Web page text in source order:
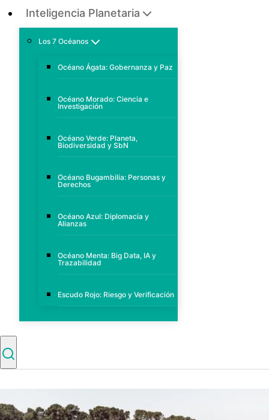
Inteligencia Planetaria
Los 7 Océanos
Océano Ágata: Gobernanza y Paz
Océano Morado: Ciencia e
Investigación
Océano Verde: Planeta,
Biodiversidad y SbN
Océano Bugambilia: Personas y
Derechos
Océano Azul: Diplomacia y
Alianzas
Océano Menta: Big Data, IA y
Trazabilidad
Escudo Rojo: Riesgo y Verificación